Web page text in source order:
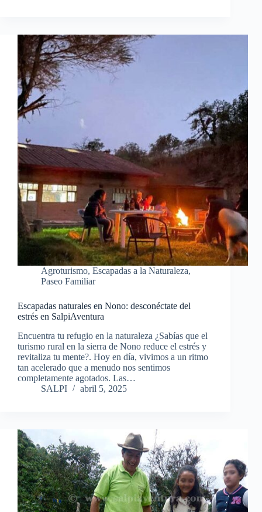
Agroturismo, Escapadas a la Naturaleza,
Paseo Familiar
Escapadas naturales en Nono: desconéctate del
estrés en SalpiAventura
Encuentra tu refugio en la naturaleza ¿Sabías que el
turismo rural en la sierra de Nono reduce el estrés y
revitaliza tu mente?. Hoy en día, vivimos a un ritmo
tan acelerado que a menudo nos sentimos
completamente agotados. Las…
SALPI
abril 5, 2025